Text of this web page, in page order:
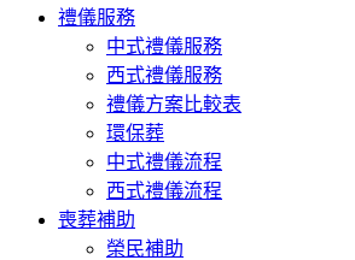
禮儀服務
中式禮儀服務
西式禮儀服務
禮儀方案比較表
環保葬
中式禮儀流程
西式禮儀流程
喪葬補助
榮民補助